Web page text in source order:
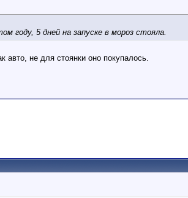
году, 5 дней на запуске в мороз стояла.
авто, не для стоянки оно покупалось.